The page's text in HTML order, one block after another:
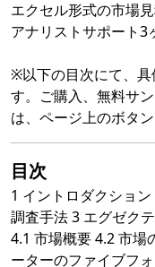
エクセル形式の市場
アナリストサポート3
※以下の目次にて、具
す。ご購入、無料サ
は、ページ上のボタ
目次
1 イントロダクショ
調査手法 3 エグゼク
4.1 市場概要 4.2 市場
ーターのファイブフ